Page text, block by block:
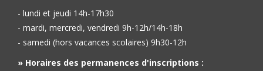
- lundi et jeudi 14h-17h30
- mardi, mercredi, vendredi 9h-12h/14h-18h
- samedi (hors vacances scolaires) 9h30-12h
» Horaires des permanences d'inscriptions :